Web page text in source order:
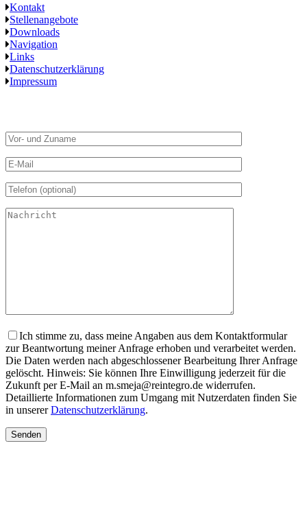
Kontakt
Stellenangebote
Downloads
Navigation
Links
Datenschutz­erklärung
Impressum
Ich stimme zu, dass meine Angaben aus dem Kontaktformular
zur Beantwortung meiner Anfrage erhoben und verarbeitet werden.
Die Daten werden nach abgeschlossener Bearbeitung Ihrer Anfrage
gelöscht. Hinweis: Sie können Ihre Einwilligung jederzeit für die
Zukunft per E-Mail an m.smeja@reintegro.de widerrufen.
Detaillierte Informationen zum Umgang mit Nutzerdaten finden Sie
in unsererDatenschutzerklärung.